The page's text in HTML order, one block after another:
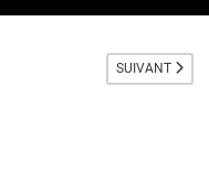
RETINA 5K A2115 (2020) QUI
ARTICLE
SUIVANT